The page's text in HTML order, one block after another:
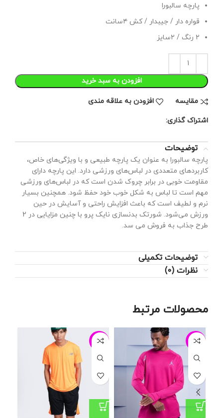
پارچه سالبورا
قواره دار / جیبدار / کش ۴سانت
۲ رنگ / ۲سایز
افزودن به سبد خرید
مقايسه افزودن به علاقه مندی
اشتراک گذاری:
توضیحات
پارچه سالبورا به عنوان یک پارچه طبیعی و با ویژگی‌های خاص،
کاربردهای متعددی در لباس‌های ورزشی دارد. این پارچه دارای
مقاومت خوبی در برابر چروک شدن است که در لباس‌های ورزشی
مهم است تا لباس به شکل خوب خود حفظ شود. همچنین بسیار
نرم و لطیف است که باعث افزایش راحتی و آسایش در حین
ورزش می‌شود. شورتک بدنسازی نایک پرو با چنین مزایایی در 2
طرح جذاب به فروش می سد.
توضیحات تکمیلی
نظرات (0)
محصولات مرتبط
-13%
-20%